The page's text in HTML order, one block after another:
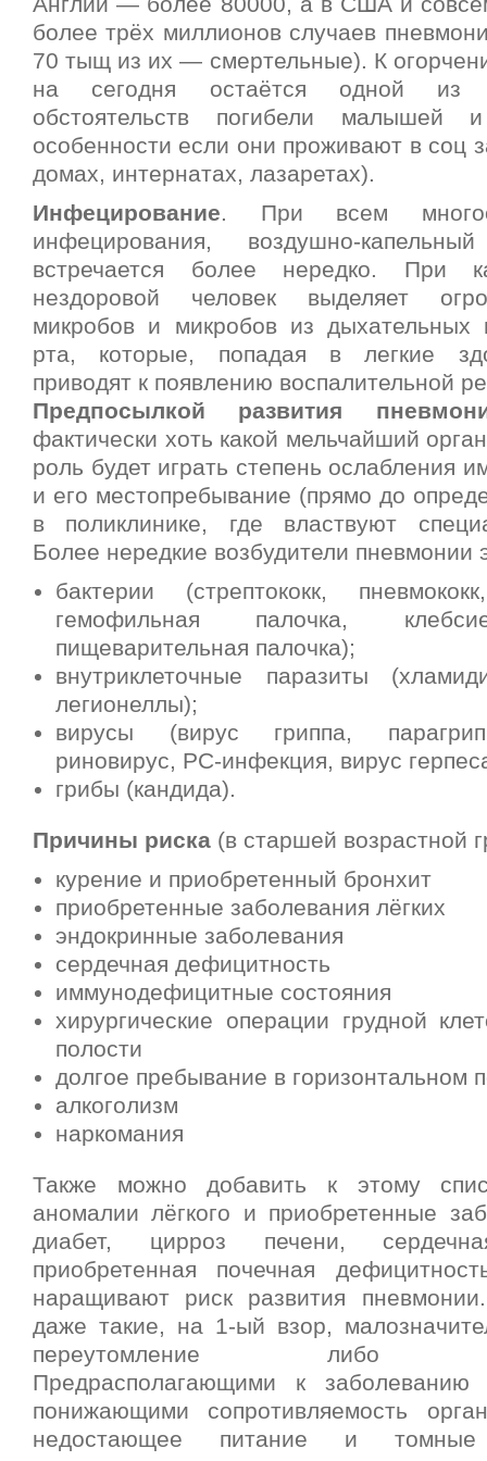
более трёх миллионов случаев
70 тыщ из их — смертельные). К
на сегодня остаётся одной из
обстоятельств погибели малышей
особенности если они проживают в соц
домах, интернатах, лазаретах).
Инфецирование. При всем
инфецирования, воздушно-
встречается более нередко. При
нездоровой человек выделяет
микробов и микробов из дыхательных
рта, которые, попадая в легкие
приводят к появлению воспалительной
Предпосылкой развития
фактически хоть какой мельчайший
роль будет играть степень ослабления
и его местопребывание (прямо до
в поликлинике, где властвуют
Более нередкие возбудители пневмонии
бактерии (стрептококк,
гемофильная палочка,
пищеварительная палочка);
внутриклеточные паразиты
легионеллы);
вирусы (вирус гриппа,
риновирус, РС-инфекция, вирус
грибы (кандида).
Причины риска (в старшей возрастной
курение и приобретенный бронхит
приобретенные заболевания лёгких
эндокринные заболевания
сердечная дефицитность
иммунодефицитные состояния
хирургические операции грудной
полости
долгое пребывание в горизонтальном
алкоголизм
наркомания
Также можно добавить к этому
аномалии лёгкого и приобретенные
диабет, цирроз печени,
приобретенная почечная
наращивают риск развития
даже такие, на 1-ый взор,
переутомление либо
Предрасполагающими к заболеванию
понижающими сопротивляемость
недостающее питание и томные